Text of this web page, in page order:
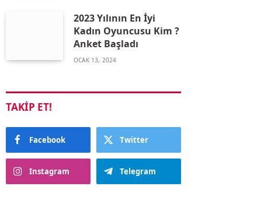
2023 Yılının En İyi
Kadın Oyuncusu Kim ?
Anket Başladı
OCAK 13, 2024
TAKIP ET!
Facebook Twitter
Instagram Telegram